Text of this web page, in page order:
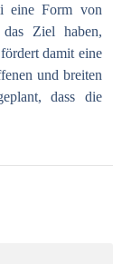
eine Form von
das Ziel haben,
damit eine
und breiten
dass die